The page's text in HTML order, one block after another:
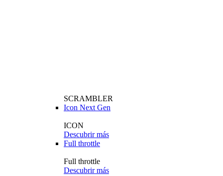
SCRAMBLER
Icon Next Gen
ICON
Descubrir más
Full throttle
Full throttle
Descubrir más